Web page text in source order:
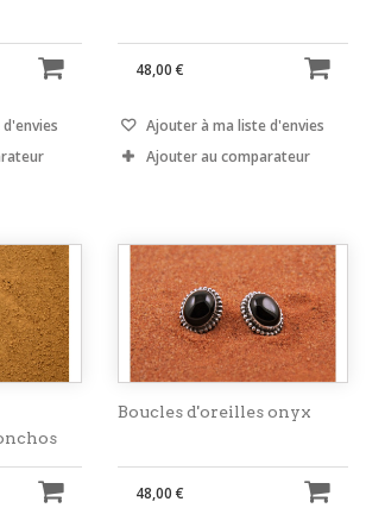
48,00 €
Ajouter à ma liste d'envies
Ajouter au comparateur
Boucles d'oreilles onyx
48,00 €